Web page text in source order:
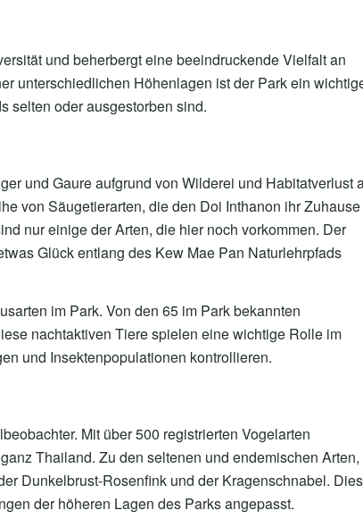
und beherbergt eine beeindruckende Vielfalt an
unterschiedlichen Höhenlagen ist der Park ein
selten oder ausgestorben sind.
und Gaure aufgrund von Wilderei und Habitatverlust
von Säugetierarten, die den Doi Inthanon ihr Zuhause
nur einige der Arten, die hier noch vorkommen. Der
Glück entlang des Kew Mae Pan Naturlehrpfads
im Park. Von den 65 im Park bekannten
nachtaktiven Tiere spielen eine wichtige Rolle im
und Insektenpopulationen kontrollieren.
Mit über 500 registrierten Vogelarten
Thailand. Zu den seltenen und endemischen Arten,
Dunkelbrust-Rosenfink und der Kragenschnabel.
der höheren Lagen des Parks angepasst.